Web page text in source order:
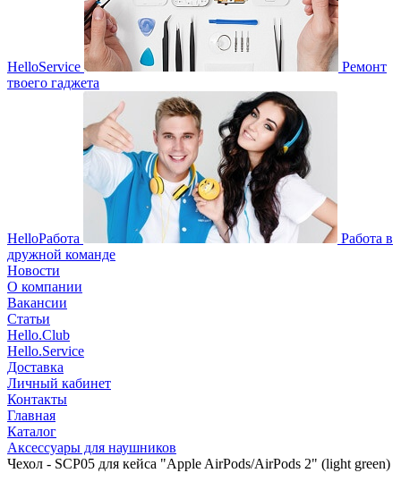
HelloService
Ремонт
твоего гаджета
HelloРабота
Работа в
дружной команде
Новости
О компании
Вакансии
Статьи
Hello.Club
Hello.Service
Доставка
Личный кабинет
Контакты
Главная
Каталог
Аксессуары для наушников
Чехол - SCP05 для кейса "Apple AirPods/AirPods 2" (light green)